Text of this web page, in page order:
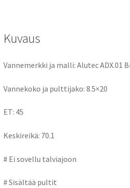
k
n
Kuvaus
Vannemerkki ja malli: Alutec ADX.01
Vannekoko ja pulttijako: 8.5×20
ET: 45
Keskireikä: 70.1
# Ei sovellu talviajoon
# Sisältää pultit